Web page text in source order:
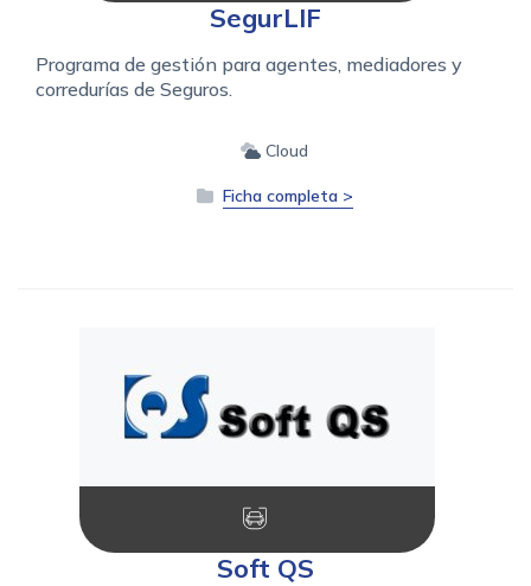
SegurLIF
Programa de gestión para agentes, mediadores y
corredurías de Seguros.
Cloud
Ficha completa >
Soft QS